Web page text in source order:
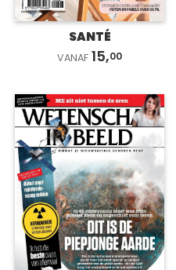
SANTÉ
VANAF 15,00